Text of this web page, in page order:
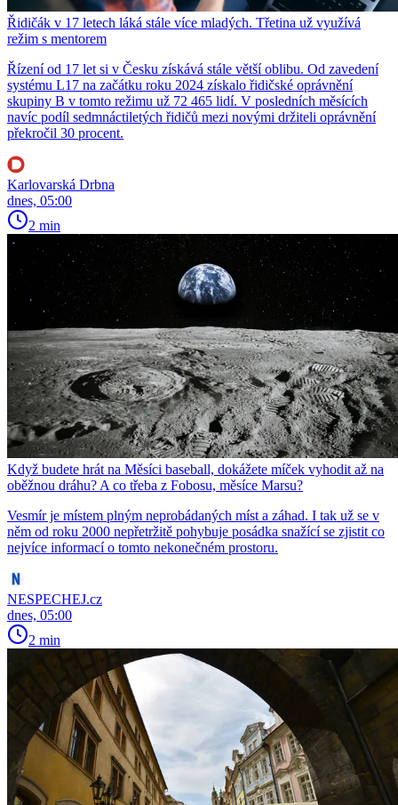
Řidičák v 17 letech láká stále více mladých. Třetina už využívá
režim s mentorem
Řízení od 17 let si v Česku získává stále větší oblibu. Od zavedení
systému L17 na začátku roku 2024 získalo řidičské oprávnění
skupiny B v tomto režimu už 72 465 lidí. V posledních měsících
navíc podíl sedmnáctiletých řidičů mezi novými držiteli oprávnění
překročil 30 procent.
Karlovarská Drbna
dnes, 05:00
2 min
Když budete hrát na Měsíci baseball, dokážete míček vyhodit až na
oběžnou dráhu? A co třeba z Fobosu, měsíce Marsu?
Vesmír je místem plným neprobádaných míst a záhad. I tak už se v
něm od roku 2000 nepřetržitě pohybuje posádka snažící se zjistit co
nejvíce informací o tomto nekonečném prostoru.
NESPECHEJ.cz
dnes, 05:00
2 min